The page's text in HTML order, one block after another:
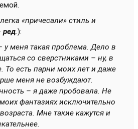
«причесали» стиль и
ред.):
у меня такая проблема. Дело в
со сверстниками – ну, в
То есть парни моих лет и даже
меня не возбуждают.
– я даже пробовала. Не
фантазиях исключительно
Мне такие кажутся и